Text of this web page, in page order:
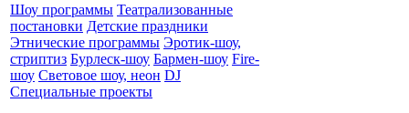
Шоу программы Театрализованные
постановки Детские праздники
Этнические программы Эротик-шоу,
стриптиз Бурлеск-шоу Бармен-шоу Fire-
шоу Световое шоу, неон DJ
Специальные проекты